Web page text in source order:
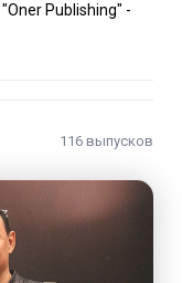
Publishing" -
116 выпусков